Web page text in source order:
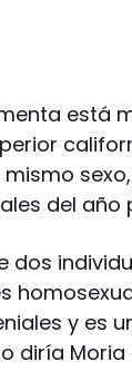
está
del año
dos
y es
diría Moria